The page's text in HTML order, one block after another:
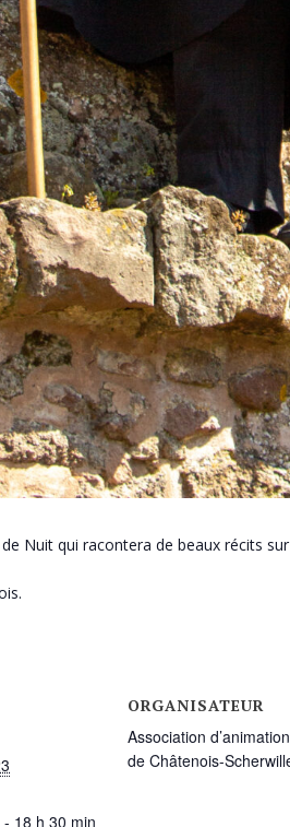
Nuit qui racontera de beaux récits
18 h 30 min
ORGANISATEUR
Association
de Châtenois-